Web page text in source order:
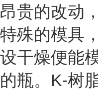
昂贵的改动
特殊的模具
设干燥便能
的瓶。K-树